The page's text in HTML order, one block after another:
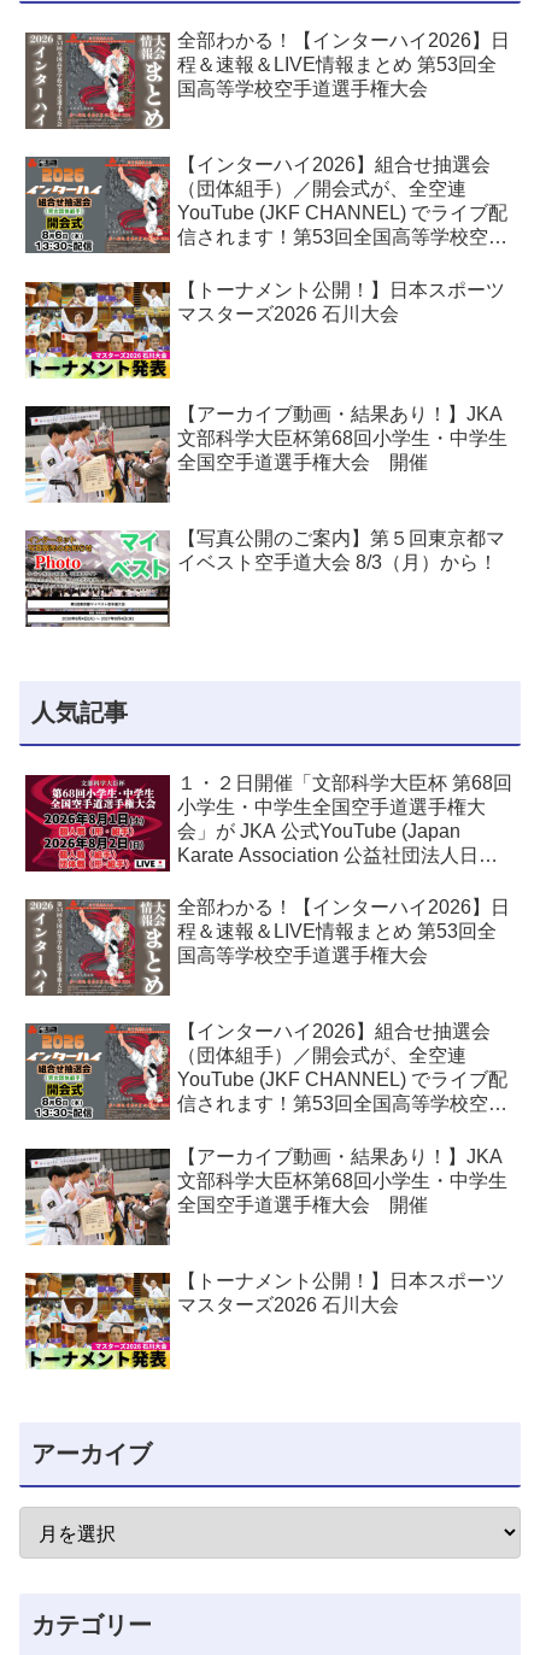
全部わかる！【インターハイ2026】日
程＆速報＆LIVE情報まとめ 第53回全
国高等学校空手道選手権大会
【インターハイ2026】組合せ抽選会
（団体組手）／開会式が、全空連
YouTube (JKF CHANNEL) でライブ配
信されます！第53回全国高等学校空手
【トーナメント公開！】日本スポーツ
マスターズ2026 石川大会
【アーカイブ動画・結果あり！】JKA
文部科学大臣杯第68回小学生・中学生
全国空手道選手権大会 開催
【写真公開のご案内】第５回東京都マ
イベスト空手道大会 8/3（月）から！
人気記事
１・２日開催「文部科学大臣杯 第68回
小学生・中学生全国空手道選手権大
会」が JKA 公式YouTube (Japan
Karate Association 公益社団法人日本
全部わかる！【インターハイ2026】日
程＆速報＆LIVE情報まとめ 第53回全
国高等学校空手道選手権大会
【インターハイ2026】組合せ抽選会
（団体組手）／開会式が、全空連
YouTube (JKF CHANNEL) でライブ配
信されます！第53回全国高等学校空手
【アーカイブ動画・結果あり！】JKA
文部科学大臣杯第68回小学生・中学生
全国空手道選手権大会 開催
【トーナメント公開！】日本スポーツ
マスターズ2026 石川大会
アーカイブ
カテゴリー